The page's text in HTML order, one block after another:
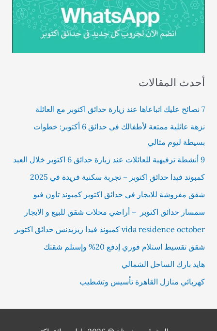
أحدث المقالات
7 نصائح عليك اتباعاها عند زيارة حدائق اكتوبر مع العائلة
نزهة عائلية ممتعة لأطفالك في حدائق 6 أكتوبر: خطوات
بسيطة ليوم مثالي
9 أنشطة ترفيهية للعائلات عند زيارة حدائق 6 اكتوبر خلال العيد
كمبوند فيدا حدائق اكتوبر – تجربة سكنية فريدة في 2025
شقق مفروشة للايجار في حدائق اكتوبر كمبوند تاون فيو
سمسار حدائق اكتوبر – أراضي محلات شقق للبيع و الايجار
vida residence october كمبوند فيدا ريزيدنس حدائق اكتوبر
شقق تقسيط استلام فوري إدفع 20% وإستلم شقتك
هايد بارك الساحل الشمالي
كهربائي منازل القاهرة تأسيس وتشطيب